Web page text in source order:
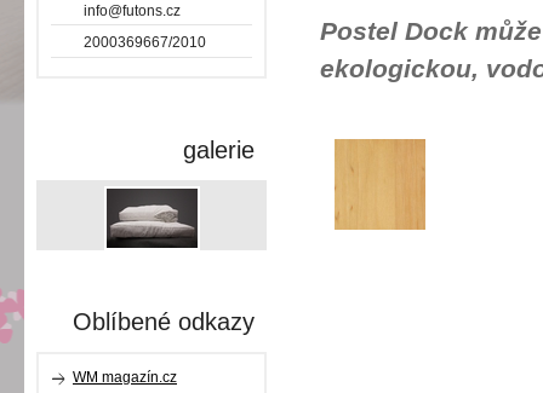
Postel Dock
ekologickou,
info@futons.cz
2000369667/2010
galerie
Oblíbené odkazy
WM magazín.cz